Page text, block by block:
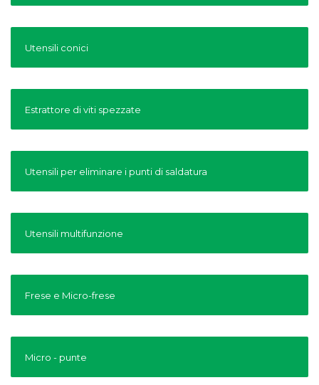
Utensili conici
Estrattore di viti spezzate
Utensili per eliminare i punti di saldatura
Utensili multifunzione
Frese e Micro-frese
Micro - punte